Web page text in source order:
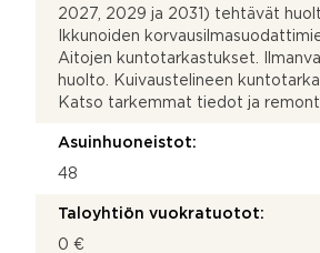
2027, 2029 ja 2031) tehtävät
Ikkunoiden
Aitojen kuntotarkastukset.
huolto. Kuivaustelineen
Katso tarkemmat tiedot ja
Asuinhuoneistot:
48
Taloyhtiön vuokratuotot:
0 €